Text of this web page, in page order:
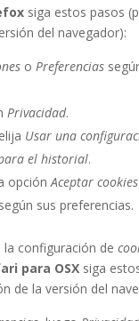
siga estos pasos
del navegador):
o Preferencias
Privacidad.
Usar una
el historial.
opciónAceptar cookies
sus preferencias.
la configuración de
para OSXsiga
de la versión del